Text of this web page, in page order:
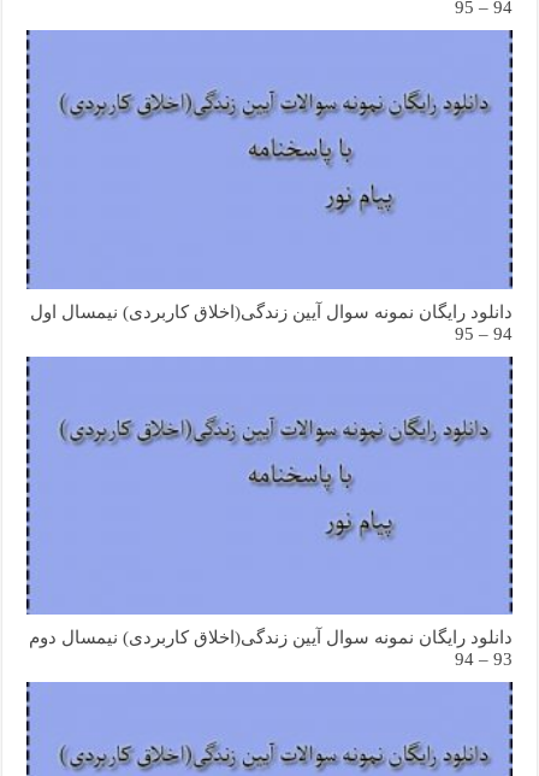
94 – 95
دانلود رایگان نمونه سوال آیین زندگی(اخلاق کاربردی) نیمسال اول
94 – 95
دانلود رایگان نمونه سوال آیین زندگی(اخلاق کاربردی) نیمسال دوم
93 – 94